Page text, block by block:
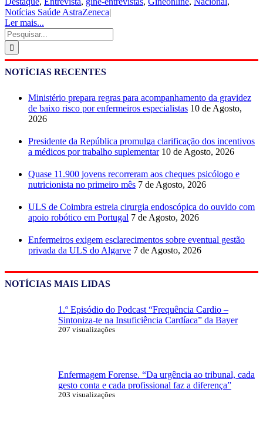
Notícias Saúde AstraZeneca|
Ler mais...
Pesquisar
NOTÍCIAS RECENTES
Ministério prepara regras para acompanhamento da gravidez
de baixo risco por enfermeiros especialistas 10 de Agosto,
2026
Presidente da República promulga clarificação dos incentivos
a médicos por trabalho suplementar 10 de Agosto, 2026
Quase 11.900 jovens recorreram aos cheques psicólogo e
nutricionista no primeiro mês 7 de Agosto, 2026
ULS de Coimbra estreia cirurgia endoscópica do ouvido com
apoio robótico em Portugal 7 de Agosto, 2026
Enfermeiros exigem esclarecimentos sobre eventual gestão
privada da ULS do Algarve 7 de Agosto, 2026
NOTÍCIAS MAIS LIDAS
1.º Episódio do Podcast “Frequência Cardio –
Sintoniza-te na Insuficiência Cardíaca” da Bayer
207 visualizações
Enfermagem Forense. “Da urgência ao tribunal, cada
gesto conta e cada profissional faz a diferença”
203 visualizações